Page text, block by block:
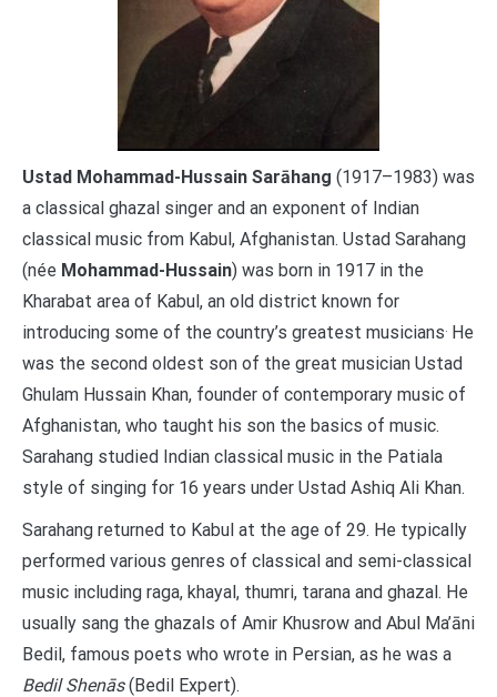
Ustad Mohammad-Hussain Sarāhang (1917–1983) was
a classical ghazal singer and an exponent of Indian
classical music from Kabul, Afghanistan. Ustad Sarahang
(née Mohammad-Hussain) was born in 1917 in the
Kharabat area of Kabul, an old district known for
introducing some of the country’s greatest musicians. He
was the second oldest son of the great musician Ustad
Ghulam Hussain Khan, founder of contemporary music of
Afghanistan, who taught his son the basics of music.
Sarahang studied Indian classical music in the Patiala
style of singing for 16 years under Ustad Ashiq Ali Khan.
Sarahang returned to Kabul at the age of 29. He typically
performed various genres of classical and semi-classical
music including raga, khayal, thumri, tarana and ghazal. He
usually sang the ghazals of Amir Khusrow and Abul Ma’āni
Bedil, famous poets who wrote in Persian, as he was a
Bedil Shenās(Bedil Expert).